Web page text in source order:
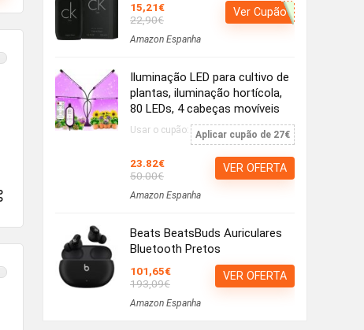
15,21€
22,90€
Amazon Espanha
Ver Cupão
Iluminação LED para cultivo de
plantas, iluminação hortícola,
80 LEDs, 4 cabeças movíveis
Usar o cupão: Aplicar cupão de 27€
23.82€
50.00€
Amazon Espanha
VER OFERTA
Beats BeatsBuds Auriculares
Bluetooth Pretos
101,65€
193,09€
Amazon Espanha
VER OFERTA